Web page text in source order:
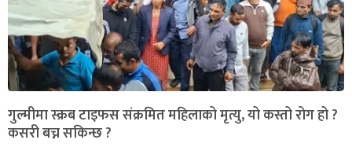
गुल्मीमा स्क्रब टाइफस संक्रमित महिलाको मृत्यु, यो कस्तो रोग हो ?
कसरी बच्न सकिन्छ ?